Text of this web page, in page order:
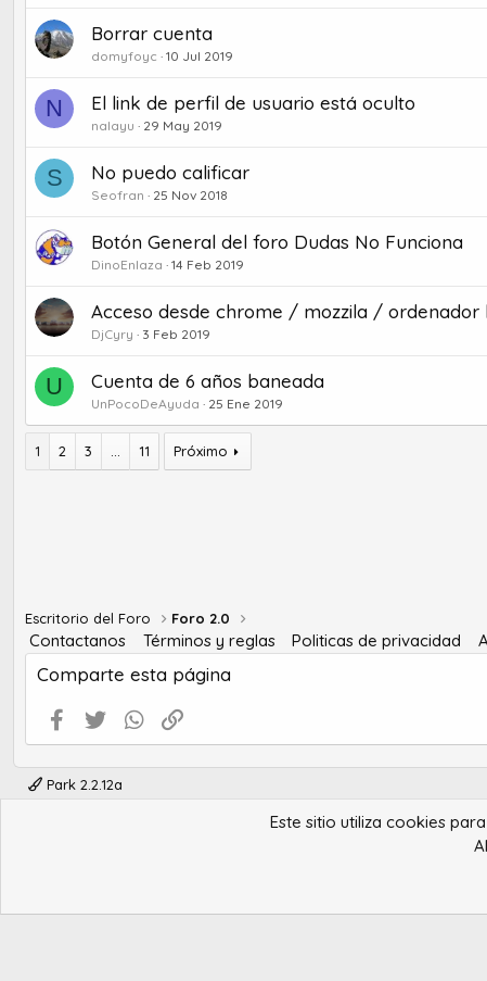
Borrar cuenta
domyfoyc 10 Jul 2019
N El link de perfil de usuario está oculto
nalayu 29 May 2019
S No puedo calificar
Seofran 25 Nov 2018
Botón General del foro Dudas No Funciona
DinoEnlaza 14 Feb 2019
Acceso desde chrome / mozzila / ordenador
DjCyry 3 Feb 2019
U Cuenta de 6 años baneada
UnPocoDeAyuda 25 Ene 2019
1 2 3 11 Próximo
Escritorio del Foro Foro 2.0
Contactanos Términos y reglas Politicas de privacidad
Comparte esta página
Facebook
Twitter WhatsApp
Park 2.2.12a
Este sitio utiliza cookies